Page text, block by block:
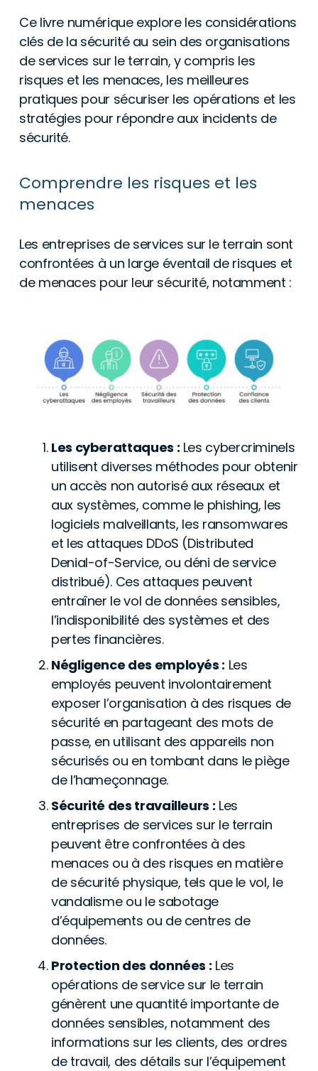
Ce livre numérique explore les considérations
clés de la sécurité au sein des organisations
de services sur le terrain, y compris les
risques et les menaces, les meilleures
pratiques pour sécuriser les opérations et les
stratégies pour répondre aux incidents de
sécurité.
Comprendre les risques et les
menaces
Les entreprises de services sur le terrain sont
confrontées à un large éventail de risques et
de menaces pour leur sécurité, notamment :
Les cyberattaques : Les cybercriminels
utilisent diverses méthodes pour obtenir
un accès non autorisé aux réseaux et
aux systèmes, comme le phishing, les
logiciels malveillants, les ransomwares
et les attaques DDoS (Distributed
Denial-of-Service, ou déni de service
distribué). Ces attaques peuvent
entraîner le vol de données sensibles,
l’indisponibilité des systèmes et des
pertes financières.
Négligence des employés : Les
employés peuvent involontairement
exposer l’organisation à des risques de
sécurité en partageant des mots de
passe, en utilisant des appareils non
sécurisés ou en tombant dans le piège
de l’hameçonnage.
Sécurité des travailleurs : Les
entreprises de services sur le terrain
peuvent être confrontées à des
menaces ou à des risques en matière
de sécurité physique, tels que le vol, le
vandalisme ou le sabotage
d’équipements ou de centres de
données.
Protection des données : Les
opérations de service sur le terrain
génèrent une quantité importante de
données sensibles, notamment des
informations sur les clients, des ordres
de travail, des détails sur l’équipement